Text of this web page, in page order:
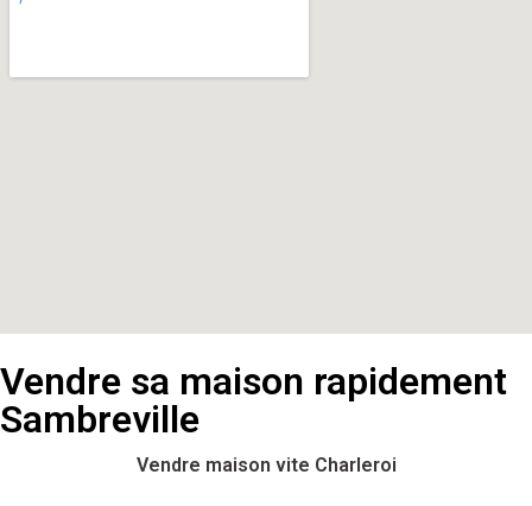
Vendre sa maison rapidement
Sambreville
Vendre maison vite Charleroi